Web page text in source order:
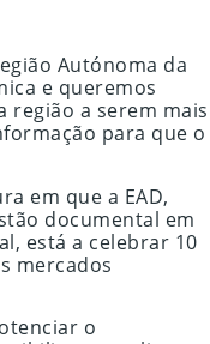
Autónoma da
e queremos
região a serem mais
para que o
em que a EAD,
documental em
está a celebrar 10
mercados
o